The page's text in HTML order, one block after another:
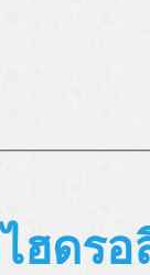
ฮดร